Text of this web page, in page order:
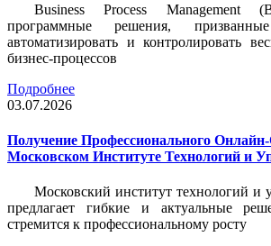
Business Process
программные решения, призванные
автоматизировать и контролировать
бизнес-процессов
Подробнее
03.07.2026
Получение Профессионального
Московском Институте Технологий и
Московский институт технологий
предлагает гибкие и актуальные
стремится к профессиональному росту